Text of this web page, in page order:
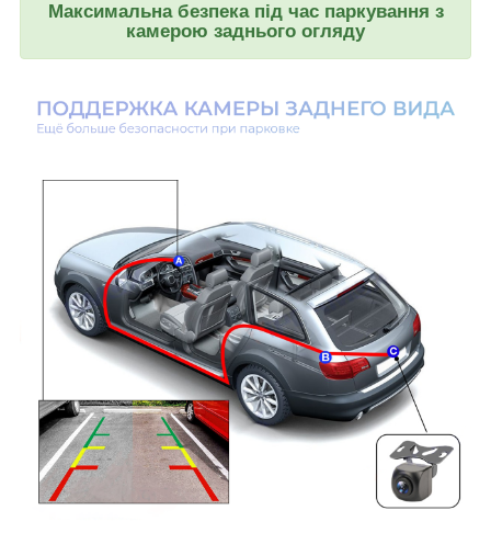
Максимальна безпека під час паркування з
камерою заднього огляду